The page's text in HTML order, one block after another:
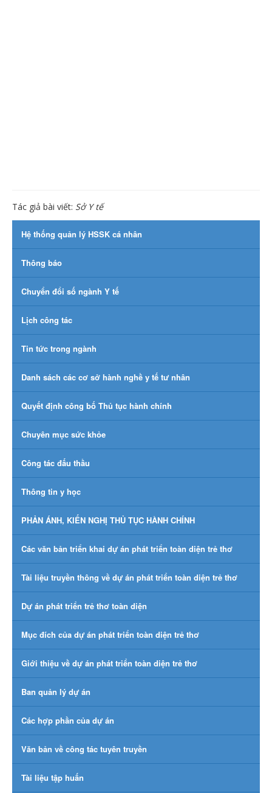
Tác giả bài viết: Sở Y tế
Hệ thống quản lý HSSK cá nhân
Thông báo
Chuyển đổi số ngành Y tế
Lịch công tác
Tin tức trong ngành
Danh sách các cơ sở hành nghề y tế tư nhân
Quyết định công bố Thủ tục hành chính
Chuyên mục sức khỏe
Công tác đấu thầu
Thông tin y học
PHẢN ÁNH, KIẾN NGHỊ THỦ TỤC HÀNH CHÍNH
Các văn bản triển khai dự án phát triển toàn diện trẻ thơ
Tài liệu truyền thông về dự án phát triển toàn diện trẻ thơ
Dự án phát triển trẻ thơ toàn diện
Mục đích của dự án phát triển toàn diện trẻ thơ
Giới thiệu về dự án phát triển toàn diện trẻ thơ
Ban quản lý dự án
Các hợp phần của dự án
Văn bản về công tác tuyên truyền
Tài liệu tập huấn